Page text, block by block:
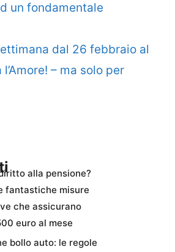
un fondamentale
dal 26 febbraio al
– ma solo per
alla pensione?
fantastiche misure
che assicurano
euro al mese
bollo auto: le regole